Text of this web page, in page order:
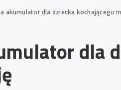
akumulator dla dziecka kochającego
dla